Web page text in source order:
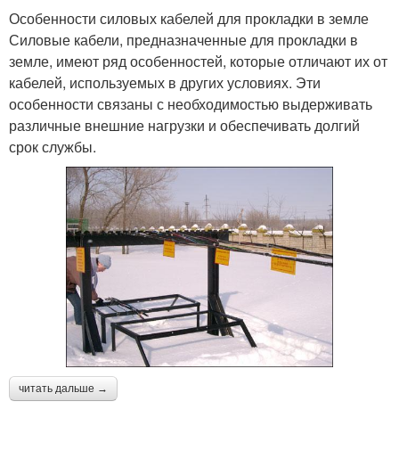
Особенности силовых кабелей для прокладки в земле
Силовые кабели, предназначенные для прокладки в
земле, имеют ряд особенностей, которые отличают их от
кабелей, используемых в других условиях. Эти
особенности связаны с необходимостью выдерживать
различные внешние нагрузки и обеспечивать долгий
срок службы.
читать дальше →